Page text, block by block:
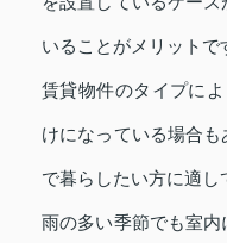
いることがメリットで
賃貸物件のタイプに
けになっている場合
で暮らしたい方に適し
雨の多い季節でも室